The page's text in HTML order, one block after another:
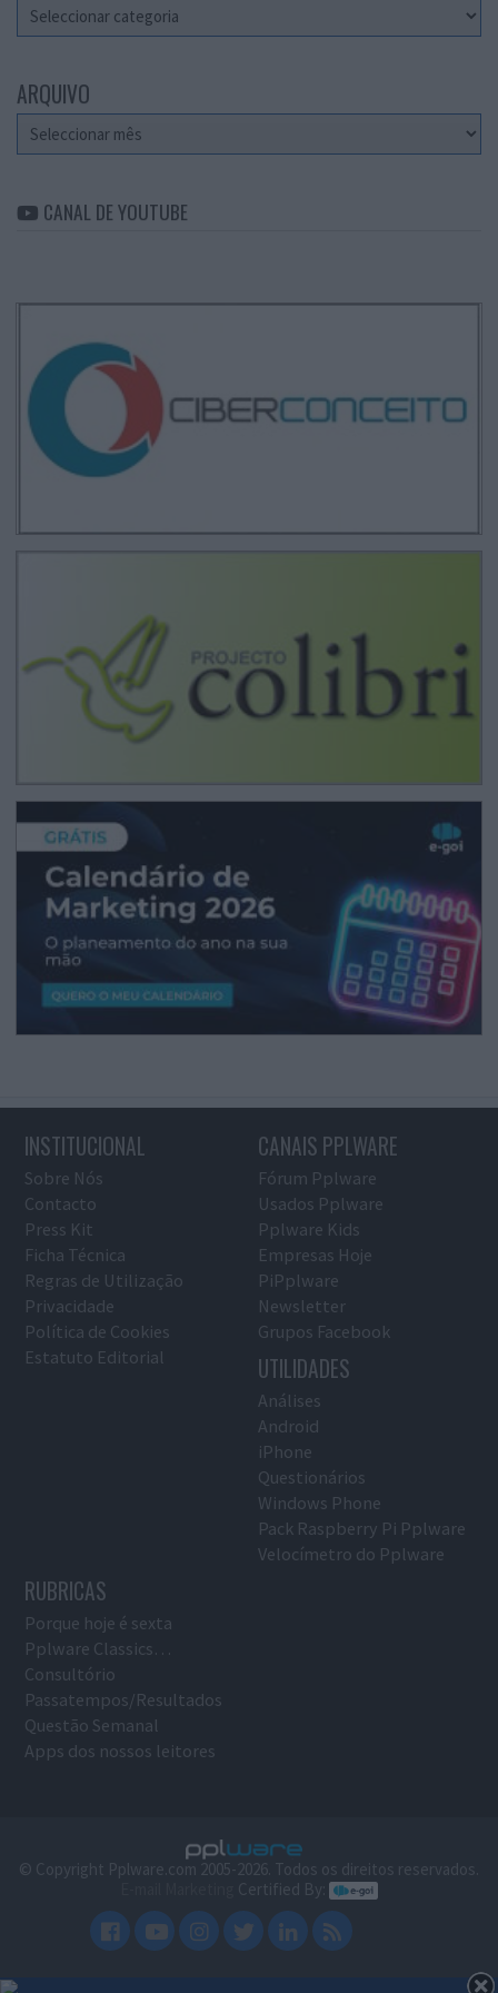
Categorias
ARQUIVO
Arquivo
CANAL DE YOUTUBE
INSTITUCIONAL
Sobre Nós
Contacto
Press Kit
Ficha Técnica
Regras de Utilização
Privacidade
Política de Cookies
Estatuto Editorial
CANAIS PPLWARE
Fórum Pplware
Usados Pplware
Pplware Kids
Empresas Hoje
PiPplware
Newsletter
Grupos Facebook
UTILIDADES
Análises
Android
iPhone
Questionários
Windows Phone
Pack Raspberry Pi Pplware
Velocímetro do Pplware
RUBRICAS
Porque hoje é sexta
Pplware Classics…
Consultório
Passatempos/Resultados
Questão Semanal
Apps dos nossos leitores
© Copyright Pplware.com 2005-2026. Todos os direitos reservados.
Certified By: